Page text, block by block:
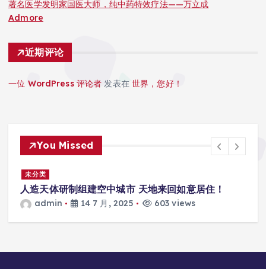
著名医学发明家国医大师，纯中药特效疗法——万立成
Admore
近期评论
一位 WordPress 评论者 发表在世界，您好！
You Missed
未分类
人造天体研制组建空中城市 天地来回如意居住！
admin 14 7 月, 2025 603 views